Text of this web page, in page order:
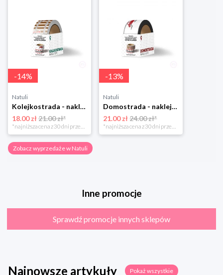
-14%
Natuli
Kolejkostrada - naklejaj tory Zuzutoys
18.00 zł21.00 zł*
*najniższa cena z 30 dni przed obniżką
-13%
Natuli
Domostrada - naklejaj ulice Zuzutoys
21.00 zł 24.00 zł*
*najniższa cena z 30 dni przed obniżką
Zobacz wyprzedaże w Natuli
Inne promocje
Sprawdź promocje innych sklepów
Najnowsze artykuły Pokaż wszystkie